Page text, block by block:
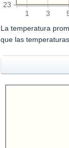
1 3
23
La temperatura
que las